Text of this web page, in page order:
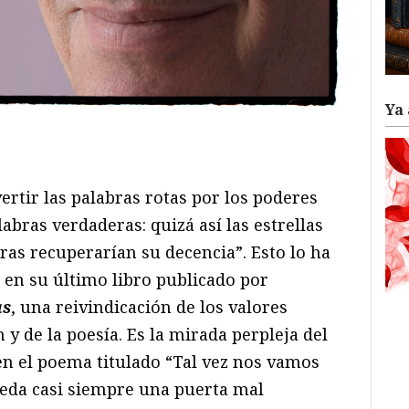
las palabras rotas por los poderes
verdaderas: quizá así las estrellas
recuperarían su decencia”. Esto lo ha
en su último libro publicado por
, una reivindicación de los valores
de la poesía. Es la mirada perpleja del
el poema titulado “Tal vez nos vamos
casi siempre una puerta mal
Ya